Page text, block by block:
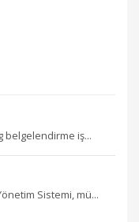
belgelendirme iş...
Sistemi, mü...